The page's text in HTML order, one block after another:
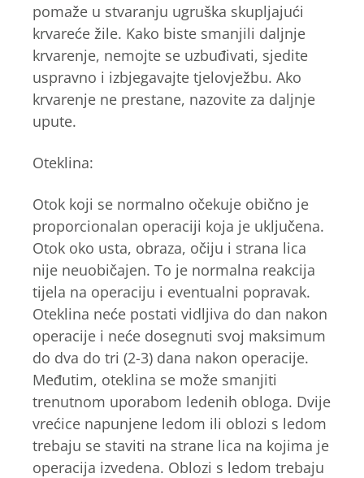
pomaže u stvaranju ugruška skupljajući
krvareće žile. Kako biste smanjili daljnje
krvarenje, nemojte se uzbuđivati, sjedite
uspravno i izbjegavajte tjelovježbu. Ako
krvarenje ne prestane, nazovite za daljnje
upute.
Oteklina:
Otok koji se normalno očekuje obično je
proporcionalan operaciji koja je uključena.
Otok oko usta, obraza, očiju i strana lica
nije neuobičajen. To je normalna reakcija
tijela na operaciju i eventualni popravak.
Oteklina neće postati vidljiva do dan nakon
operacije i neće dosegnuti svoj maksimum
do dva do tri (2-3) dana nakon operacije.
Međutim, oteklina se može smanjiti
trenutnom uporabom ledenih obloga. Dvije
vrećice napunjene ledom ili oblozi s ledom
trebaju se staviti na strane lica na kojima je
operacija izvedena. Oblozi s ledom trebaju